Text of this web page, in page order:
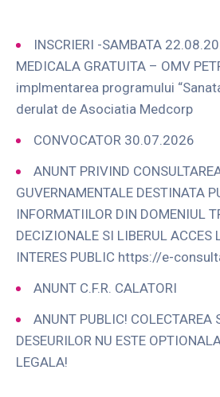
INSCRIERI -SAMBATA
MEDICALA GRATUITA – OMV
implmentarea programului
derulat de Asociatia Medcorp
CONVOCATOR 30.07.2026
ANUNT PRIVIND
GUVERNAMENTALE DESTINATA
INFORMATIILOR DIN DOMENIUL
DECIZIONALE SI LIBERUL ACCES
INTERES PUBLIC https://e-
ANUNT C.F.R. CALATORI
ANUNT PUBLIC! COLECTAREA
DESEURILOR NU ESTE
LEGALA!